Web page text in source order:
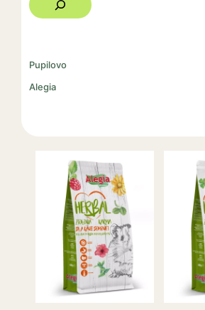
Pupilovo
Alegia